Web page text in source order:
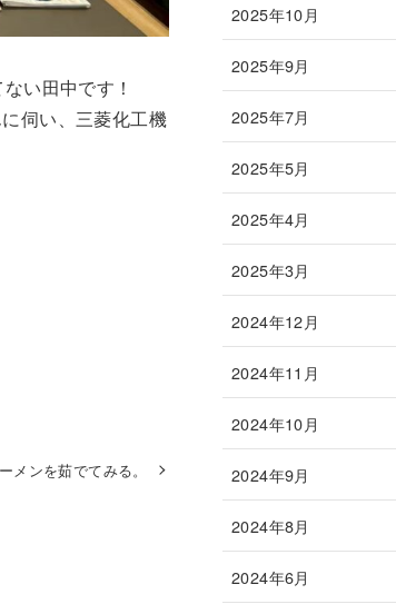
い田中です！
伺い、三菱化工機
メンを茹でてみる。
2025年10月
2025年9月
2025年7月
2025年5月
2025年4月
2025年3月
2024年12月
2024年11月
2024年10月
2024年9月
2024年8月
2024年6月